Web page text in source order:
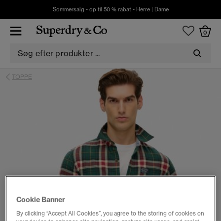
Sommersalg - op til 50 % rabat - Herre| Dame
0
TOPPE
Cookie Banner
By clicking “Accept All Cookies”, you agree to the storing of cookies on